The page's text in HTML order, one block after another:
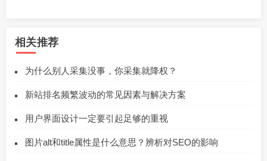
相关推荐
为什么别人采集没事，你采集就降权？
新站排名频繁波动的常见因素与解决方案
用户界面设计一定要引起足够的重视
图片alt和title属性是什么意思？辨析对SEO的影响